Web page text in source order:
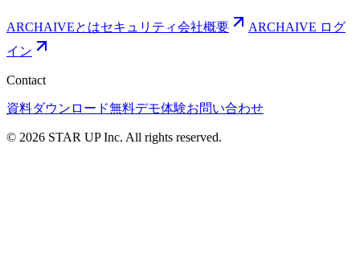
ARCHAIVEとはセキュリティ会社概要
ARCHAIVE ログ
イン
Contact
資料ダウンロード無料デモ体験お問い合わせ
© 2026 STAR UP Inc. All rights reserved.